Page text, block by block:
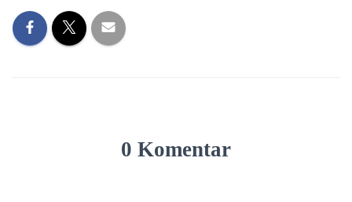
0 Komentar